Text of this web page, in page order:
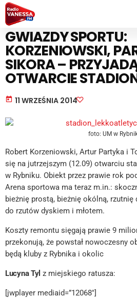
SPORT I TURYSTYKA
GWIAZDY SPORTU:
KORZENIOWSKI,
SIKORA –
OTWARCIE
today 11 WRZEŚNIA 2014
foto: UM w
Robert Korzeniowski, Artur Partyka i
się na jutrzejszym (12.09) otwarciu
w Rybniku. Obiekt przez prawie rok
Arena sportowa ma teraz m.in.:
bieżnię prostą, bieżnię okólną,
do rzutów dyskiem i młotem.
Koszty remontu sięgają prawie 9
przekonują, że powstał nowoczesny
będą kluby z Rybnika i okolic
Lucyna Tyl z miejskiego ratusza:
[jwplayer mediaid=”12068″]